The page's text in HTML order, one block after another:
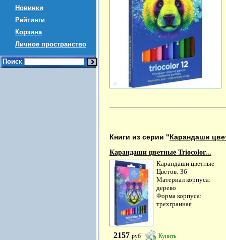
Новинки
Рейтинги
Корзина
Личное пространство
Поиск
Книги из серии "Карандаши
Карандаши цветные Triocolor...
Карандаши цветные
Цветов: 36
Материал корпуса:
дерево
Форма корпуса:
трехгранная
2157 руб Купить